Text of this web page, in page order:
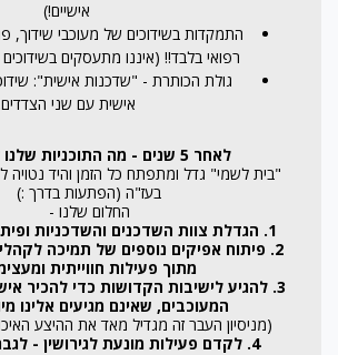
אישיים!)
התמקדות בשידוכים של מעוכבי שידוך,
רפואי בלבד!! (איננו מתעסקים בשידוכים
גולת הכותרת - "שדכנות אישית":
אישית עם שני הצדדים.
לאחר 5 שנים - מה התוכניות שלנו לעתיד?
"בית לשמי" גדל ומתפתח כל הזמן והיד נטויה
בעז"ה (הפתעות בדרך :)
החלום שלנו -
1. הגדלת צוות השדכנים והשדכניות ופיתוחם המקצועי.
2. פיתוח אפיקים נוספים של תמיכה
מתוך פעילות חווייתית
3. להגיע לישיבות הקדושות כדי להכיר
המעוכבים, שאינם מגיעים אלינו
(מניסיון העבר זה מגדיל מאד את ההיצע
4. לקדם פעילות מונעת לגירושין - לגברים ונשים.